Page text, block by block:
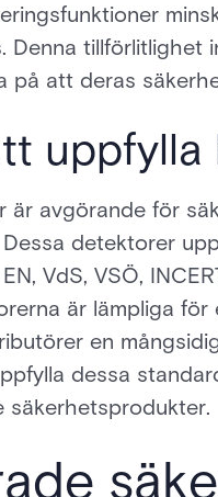
Denna
på att deras
avgörande för
detektorer
VdS, VSÖ,
är lämpliga
en
dessa
säkerhetsprodukter.